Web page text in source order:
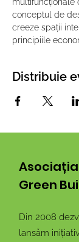
conceptul de
creeze spații
principiile
Distribuie
Green
Din 2008
lansăm